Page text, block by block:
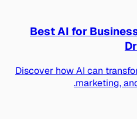
Best AI for
Discover how AI can
marketing,